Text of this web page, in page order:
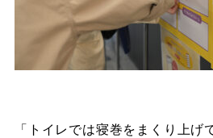
「トイレでは寝巻をまくり上げ